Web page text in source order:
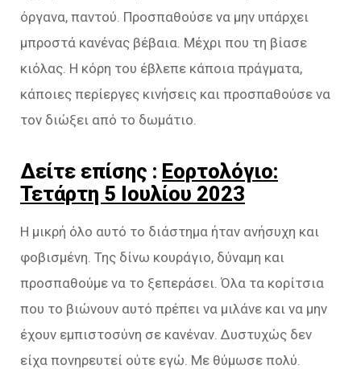
όργανα, παντού. Προσπαθούσε να μην υπάρχει
μπροστά κανένας βέβαια. Μέχρι που τη βίασε
κιόλας. Η κόρη του έβλεπε κάποια πράγματα,
κάποιες περίεργες κινήσεις και προσπαθούσε να
τον διώξει από το δωμάτιο.
Δείτε επίσης : Εορτολόγιο:
Τετάρτη 5 Ιουλίου 2023
Η μικρή όλο αυτό το διάστημα ήταν ανήσυχη και
φοβισμένη. Της δίνω κουράγιο, δύναμη και
προσπαθούμε να το ξεπεράσει. Όλα τα κορίτσια
που το βιώνουν αυτό πρέπει να μιλάνε και να μην
έχουν εμπιστοσύνη σε κανέναν. Δυστυχώς δεν
είχα πονηρευτεί ούτε εγώ. Με θύμωσε πολύ.